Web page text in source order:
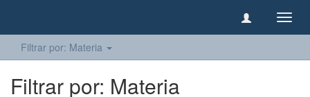
Filtrar por: Materia
Filtrar por: Materia